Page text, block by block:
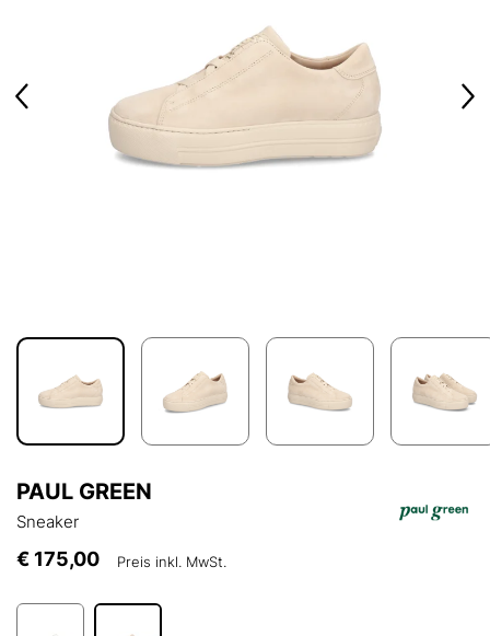
PAUL GREEN
Sneaker
€ 175,00 Preis inkl. MwSt.